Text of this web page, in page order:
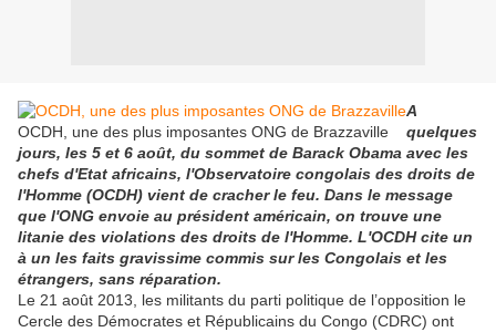
OCDH, une des plus imposantes ONG de Brazzaville
A
quelques
jours, les 5 et 6 août, du sommet de Barack Obama avec les
chefs d'Etat africains, l'Observatoire congolais des droits de
l'Homme (OCDH) vient de cracher le feu. Dans le message
que l'ONG envoie au président américain, on trouve une
litanie des violations des droits de l'Homme. L'OCDH cite un
à un les faits gravissime commis sur les Congolais et les
étrangers, sans réparation.
Le 21 août 2013, les militants du parti politique de l’opposition le
Cercle des Démocrates et Républicains du Congo (CDRC) ont